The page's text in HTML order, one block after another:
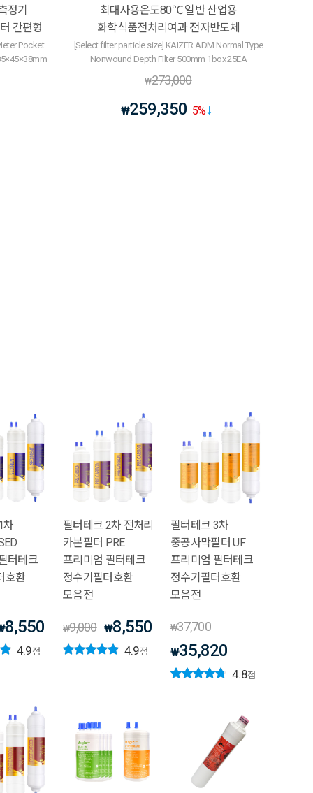
정기
간편형
Pocket
최대사용온도80℃ 일반 산업용
화학식품전처리여과 전자반도체
[Select filter particle size] KAIZER ADM Normal Type
Nonwound Depth Filter 500mm 1box 25EA
₩273,000
₩259,350 5%
차
터테크
호환
8,550
4.9점
필터테크 2차 전처리
카본필터 PRE
프리미엄 필터테크
정수기필터호환
모음전
₩9,000 ₩8,550
4.9점
필터테크 3차
중공사막필터 UF
프리미엄 필터테크
정수기필터호환
모음전
₩37,700
₩35,820
4.8점